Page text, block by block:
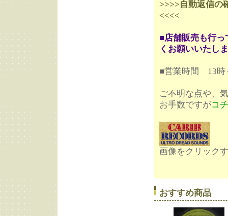
>>>>自動返信の
<<<<
■店舗販売も行
くお願いいたし
■営業時間 13
ご不明な点や、
お手数ですがコ
画像をクリック
おすすめ商品